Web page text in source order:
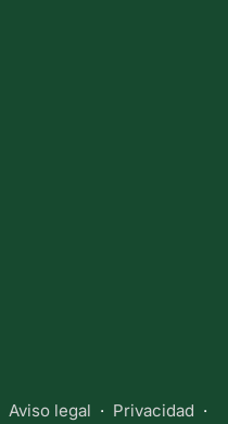
Aviso legal · Privacidad ·